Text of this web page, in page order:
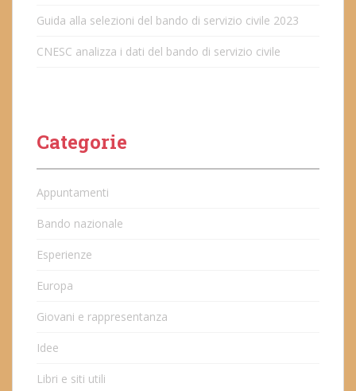
Guida alla selezioni del bando di servizio civile 2023
CNESC analizza i dati del bando di servizio civile
Categorie
Appuntamenti
Bando nazionale
Esperienze
Europa
Giovani e rappresentanza
Idee
Libri e siti utili